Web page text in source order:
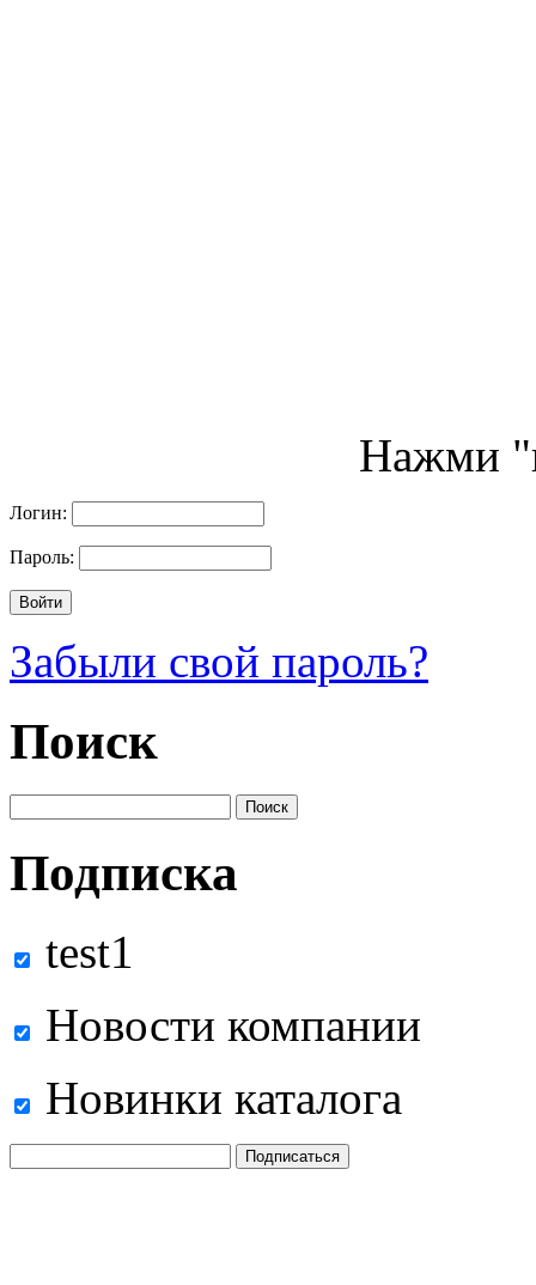
Нажми
Логин:
Пароль:
Забыли свой пароль?
Поиск
Подписка
test1
Новости компании
Новинки каталога